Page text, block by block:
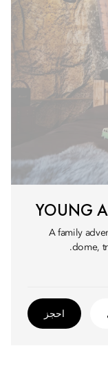
YOUNG
A family
dome,
احجز